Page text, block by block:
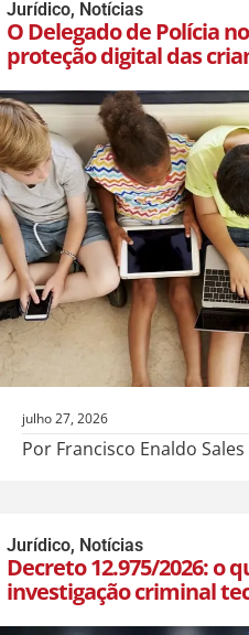
Jurídico, Notícias
O Delegado de Polícia
proteção digital das
julho 27, 2026
Por Francisco Enaldo
Jurídico, Notícias
Decreto 12.975/2026: o
investigação criminal